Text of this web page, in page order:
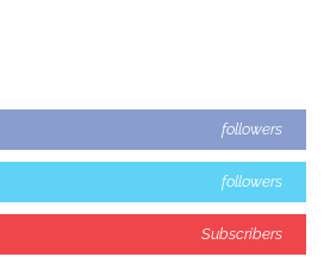
followers
followers
Subscribers